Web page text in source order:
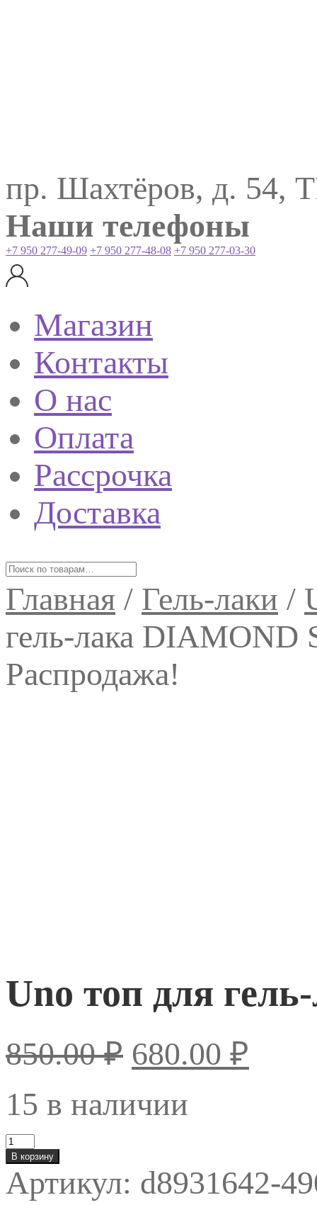
пр. Шахтёров, д. 54,
Наши телефоны
+7 950 277-49-09 +7 950 277-48-08 +7 950 277-03-30
Магазин
Контакты
О нас
Оплата
Рассрочка
Доставка
Главная / Гель-лаки /
гель-лака DIAMOND
Распродажа!
Uno топ для
850.00₽ 680.00 ₽
15 в наличии
Количество
товара
Uno
топ
для
В корзину
Артикул: d8931642-